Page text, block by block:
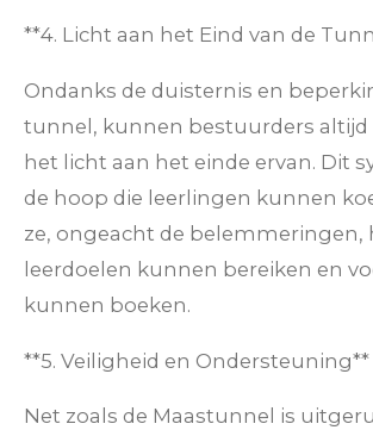
**4. Licht aan het Eind van de
Ondanks de duisternis en
tunnel, kunnen bestuurders altijd
het licht aan het einde ervan. Dit
de hoop die leerlingen kunnen
ze, ongeacht de belemmeringen,
leerdoelen kunnen bereiken en
kunnen boeken.
**5. Veiligheid en Ondersteuning**
Net zoals de Maastunnel is